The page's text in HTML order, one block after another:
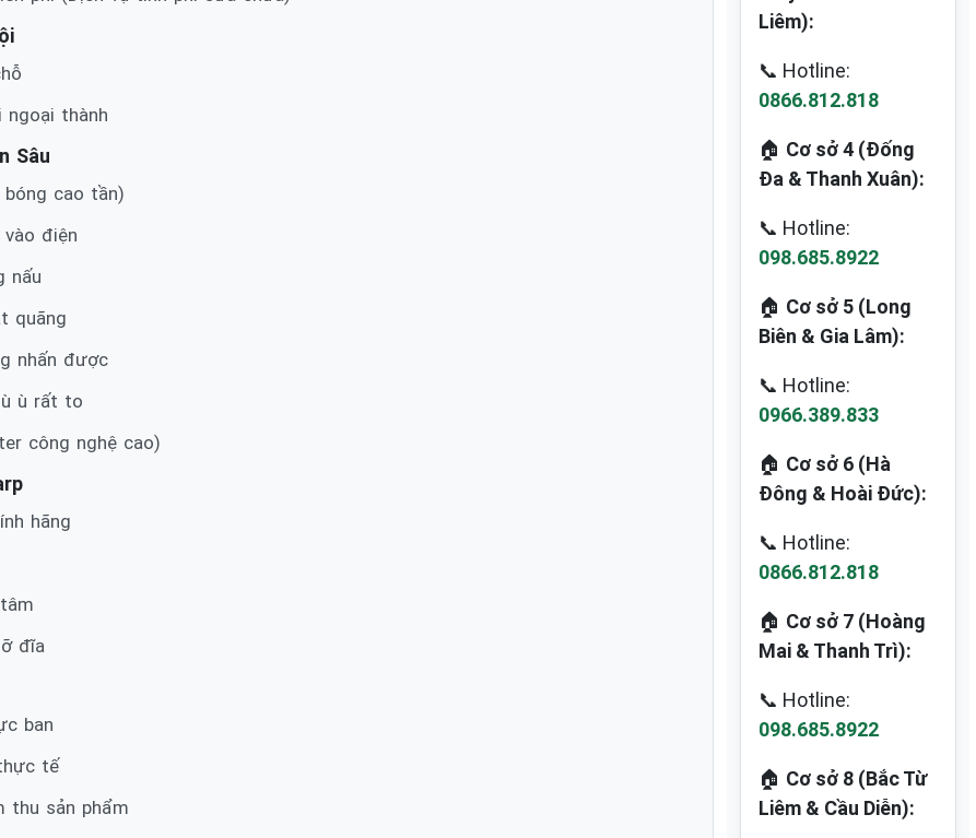
ngoại thành
Sâu
bóng cao tần)
điện
nấu
quãng
nhấn được
ù rất to
công nghệ cao)
hãng
đĩa
ban
tế
thu sản phẩm
Liêm):
📞 Hotline:
0866.812.818
🏠 Cơ sở 4 (Đống
Đa & Thanh Xuân):
📞 Hotline:
098.685.8922
🏠 Cơ sở 5 (Long
Biên & Gia Lâm):
📞 Hotline:
0966.389.833
🏠 Cơ sở 6 (Hà
Đông & Hoài Đức):
📞 Hotline:
0866.812.818
🏠 Cơ sở 7 (Hoàng
Mai & Thanh Trì):
📞 Hotline:
098.685.8922
🏠 Cơ sở 8 (Bắc Từ
Liêm & Cầu Diễn):